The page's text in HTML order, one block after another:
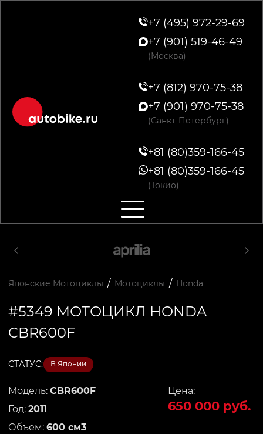
+7 (495) 972-29-69
+7 (901) 519-46-49
(Москва)
+7 (812) 970-75-38
+7 (901) 970-75-38
(Санкт-Петербург)
+81 (80)359-166-45
+81 (80)359-166-45
(Токио)
Японские Мотоциклы / Мотоциклы / Honda
#5349 МОТОЦИКЛ HONDA
CBR600F
СТАТУС: В Японии
Модель: CBR600F
Год: 2011
Объем: 600 см3
Цена:
650 000 руб.